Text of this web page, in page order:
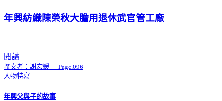
年興紡織陳榮秋大膽用退休武官管工廠
閱讀
撰文者：謝宏媛 ｜ Page.096
人物特寫
年興父與子的故事